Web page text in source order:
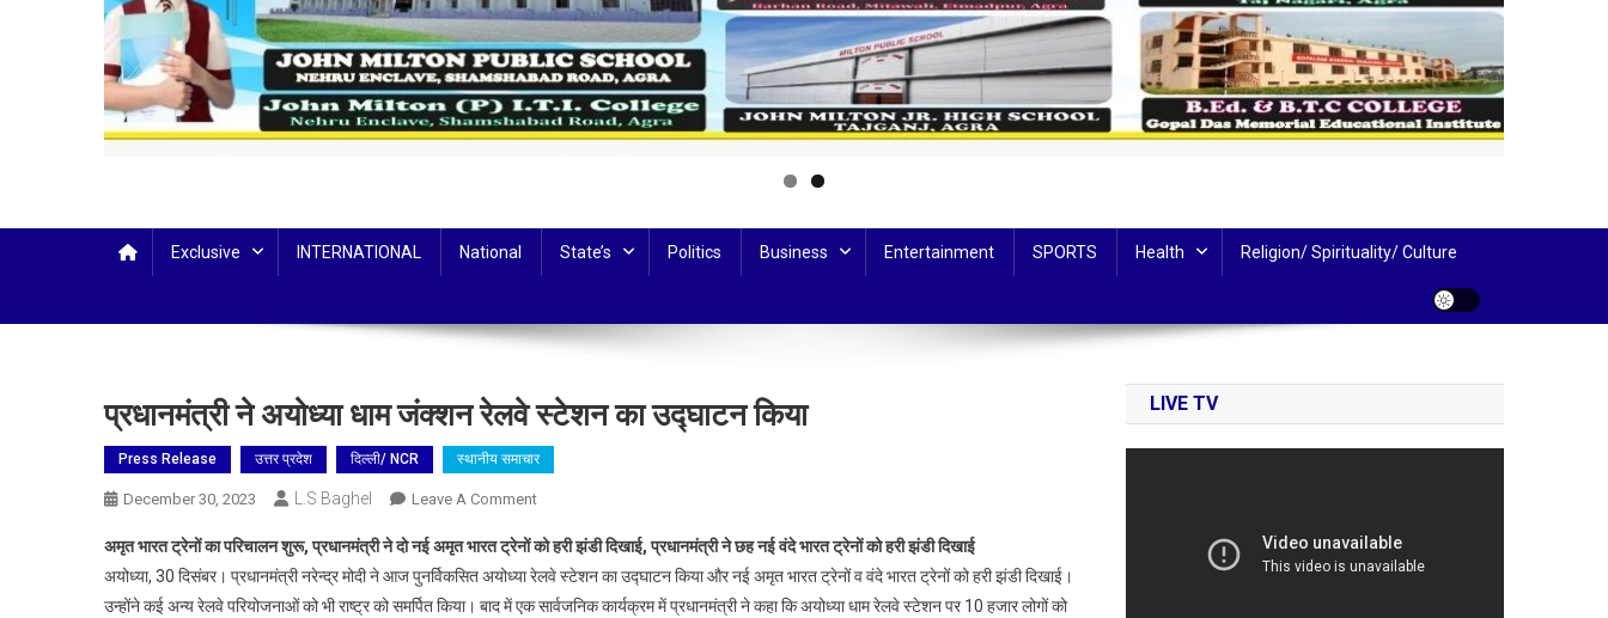
Exclusive INTERNATIONAL National State’s Politics Business Entertainment SPORTS Health Religion/ Spirituality/ Culture
प्रधानमंत्री ने अयोध्या धाम जंक्शन रेलवे स्टेशन का उद्घाटन किया
Press Release उत्तर प्रदेश दिल्ली/ NCR स्थानीय समाचार
December 30, 2023 L.S Baghel Leave A CommentOn
ने
अयोध्या
धाम
अमृत ​​भारत ट्रेनों का परिचालन शुरू, प्रधानमंत्री ने दो नई अमृत भारत ट्रेनों को हरी झंडी दिखाई, प्रधानमंत्री ने छह नई वंदे भारत ट्रेनों को हरी झंडी दिखाई
अयोध्या, 30 दिसंबर। प्रधानमंत्री नरेन्द्र मोदी ने आज पुनर्विकसित अयोध्या रेलवे स्टेशन का उद्घाटन किया और नई अमृत भारत ट्रेनों व वंदे भारत ट्रेनों को हरी झंडी दिखाई।
उन्होंने कई अन्य रेलवे परियोजनाओं को भी राष्ट्र को समर्पित किया। बाद में एक सार्वजनिक कार्यक्रम में प्रधानमंत्री ने कहा कि अयोध्या धाम रेलवे स्टेशन पर 10 हजार लोगों को
LIVE TV